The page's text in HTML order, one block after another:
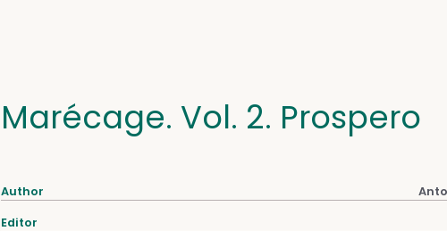
Marécage. Vol. 2. Prospero
Author
Editor